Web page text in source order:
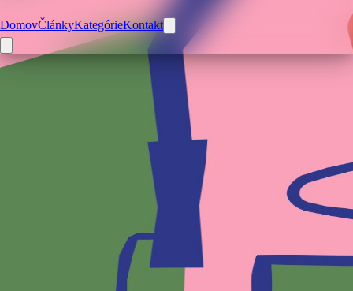
DomovČlánkyKategórieKontakt